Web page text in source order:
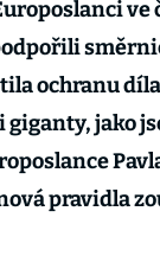
ochranu
jako
pravidla